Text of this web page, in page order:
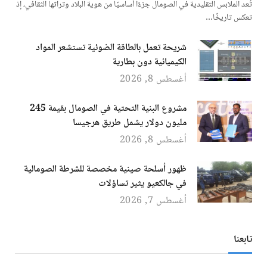
تُعد الملابس التقليدية في الصومال جزءًا أساسيًا من هوية البلاد وتراثها الثقافي، إذ
تعكس تاريخًا…
شريحة تعمل بالطاقة الضوئية تستشعر المواد
الكيميائية دون بطارية
أغسطس 8, 2026
مشروع البنية التحتية في الصومال بقيمة 245
مليون دولار يشمل طريق هرجيسا
أغسطس 8, 2026
ظهور أسلحة صينية مخصصة للشرطة الصومالية
في جالكعيو يثير تساؤلات
أغسطس 7, 2026
تابعنا